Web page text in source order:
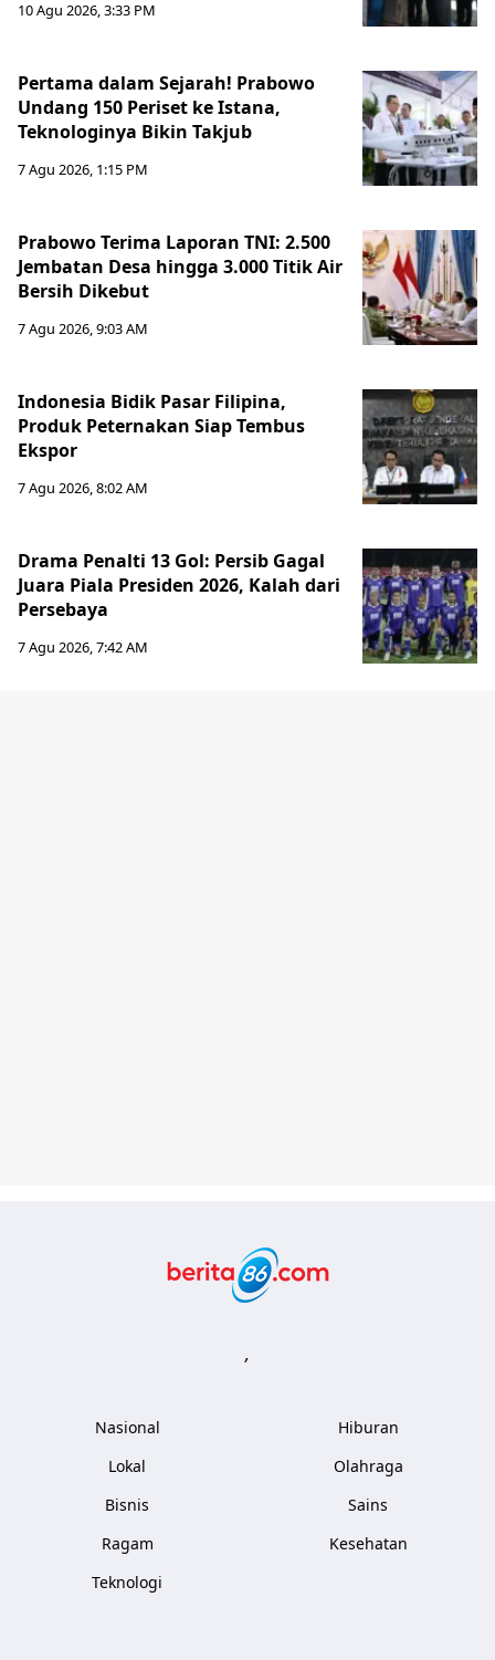
10 Agu 2026, 3:33 PM
Pertama dalam Sejarah! Prabowo
Undang 150 Periset ke Istana,
Teknologinya Bikin Takjub
7 Agu 2026, 1:15 PM
Prabowo Terima Laporan TNI: 2.500
Jembatan Desa hingga 3.000 Titik Air
Bersih Dikebut
7 Agu 2026, 9:03 AM
Indonesia Bidik Pasar Filipina,
Produk Peternakan Siap Tembus
Ekspor
7 Agu 2026, 8:02 AM
Drama Penalti 13 Gol: Persib Gagal
Juara Piala Presiden 2026, Kalah dari
Persebaya
7 Agu 2026, 7:42 AM
,
Nasional
Lokal
Bisnis
Ragam
Teknologi
Hiburan
Olahraga
Sains
Kesehatan